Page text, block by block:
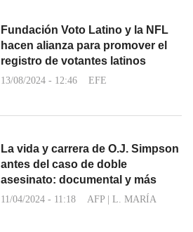
Fundación Voto Latino y la NFL
hacen alianza para promover el
registro de votantes latinos
13/08/2024 - 12:46 EFE
La vida y carrera de O.J. Simpson
antes del caso de doble
asesinato: documental y más
11/04/2024 - 11:18 AFP | L. MARÍA